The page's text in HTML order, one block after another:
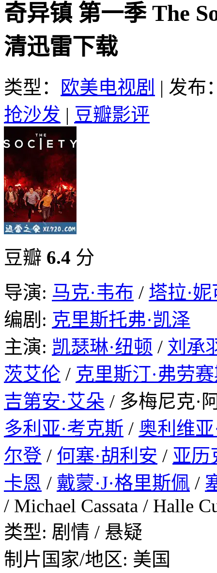
奇异镇 第一季 The
清迅雷下载
类型： 欧美电视剧 | 发布
抢沙发 | 豆瓣影评
豆瓣 6.4 分
导演: 马克·韦布 / 塔拉·
编剧: 克里斯托弗·凯泽
主演: 凯瑟琳·纽顿 / 刘承
茨艾伦 / 克里斯汀·弗劳
吉第安·艾朵 / 多梅尼克·
多利亚·考克斯 / 奥利维
尔登 / 何塞·胡利安 / 亚历
卡恩 / 戴蒙·J·格里斯佩 /
/ Michael Cassata / Halle
类型: 剧情 / 悬疑
制片国家/地区: 美国